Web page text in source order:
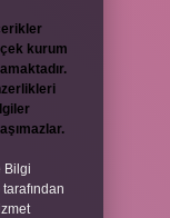
kurum
Bilgi